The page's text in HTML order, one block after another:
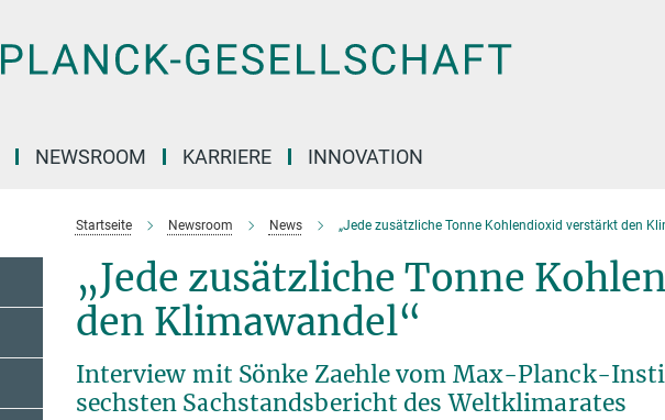
NEWSROOM KARRIERE INNOVATION
Startseite Newsroom News „Jede zusätzliche Tonne Kohlendioxid verstärkt den
„Jede zusätzliche Tonne
den Klimawandel“
Interview mit Sönke Zaehle vom Max-Planck-
sechsten Sachstandsbericht des Weltklimarates